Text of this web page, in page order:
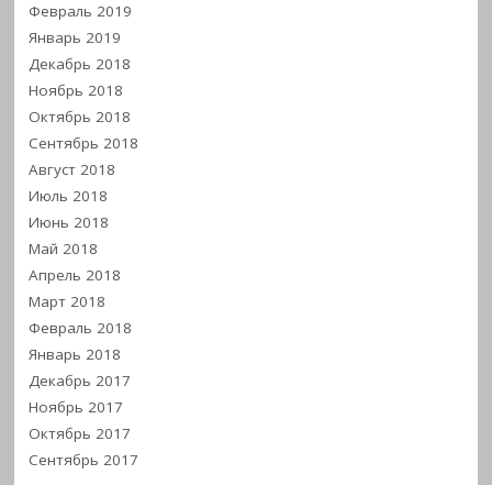
Февраль 2019
Январь 2019
Декабрь 2018
Ноябрь 2018
Октябрь 2018
Сентябрь 2018
Август 2018
Июль 2018
Июнь 2018
Май 2018
Апрель 2018
Март 2018
Февраль 2018
Январь 2018
Декабрь 2017
Ноябрь 2017
Октябрь 2017
Сентябрь 2017